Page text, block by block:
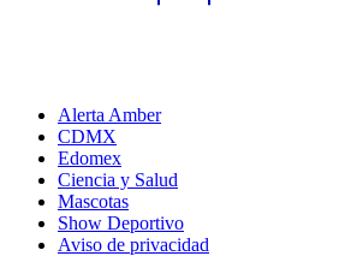
Alerta Amber
CDMX
Edomex
Ciencia y Salud
Mascotas
Show Deportivo
Aviso de privacidad